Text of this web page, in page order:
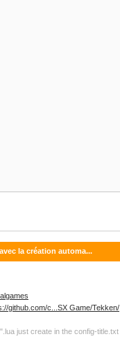
la création automa...
github.com/c...SX Game/Tekken/
just create in the config-title.txt